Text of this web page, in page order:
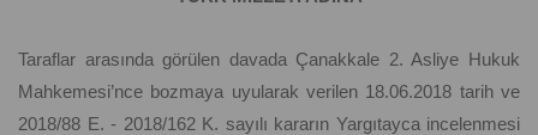
Taraflar arasında görülen davada Çanakkale 2. Asliye Hukuk
Mahkemesi’nce bozmaya uyularak verilen 18.06.2018 tarih ve
2018/88 E. - 2018/162 K. sayılı kararın Yargıtayca incelenmesi